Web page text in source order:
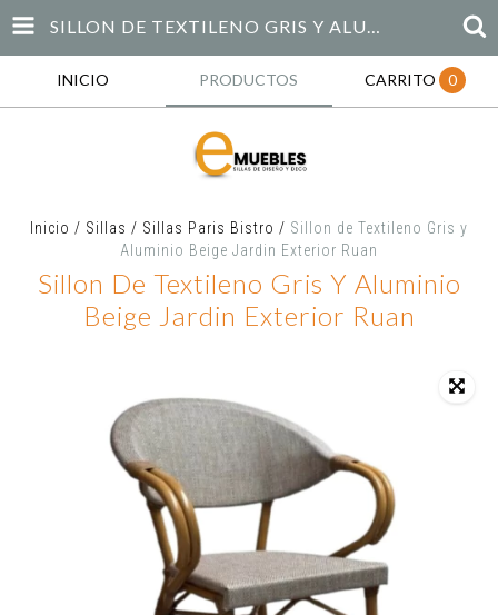
SILLON DE TEXTILENO GRIS Y ALUMINIO BEIGE JARDIN EXTERIOR RUAN
INICIO PRODUCTOS CARRITO 0
Inicio / Sillas / Sillas Paris Bistro / Sillon de Textileno Gris y
Aluminio Beige Jardin Exterior Ruan
Sillon De Textileno Gris Y Aluminio
Beige Jardin Exterior Ruan